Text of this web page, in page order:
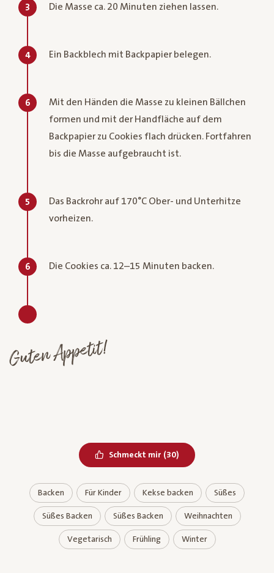
3 Die Masse ca. 20 Minuten ziehen lassen.
4 Ein Backblech mit Backpapier belegen.
6
Mit den Händen die Masse zu kleinen Bällchen
formen und mit der Handfläche auf dem
Backpapier zu Cookies flach drücken. Fortfahren
bis die Masse aufgebraucht ist.
5
Das Backrohr auf 170°C Ober- und Unterhitze
vorheizen.
6 Die Cookies ca. 12–15 Minuten backen.
Guten Appetit!
Schmeckt mir Bereits geliked
(30)
Backen Für Kinder Kekse backen Süßes
Süßes Backen Süßes Backen Weihnachten
Vegetarisch Frühling Winter